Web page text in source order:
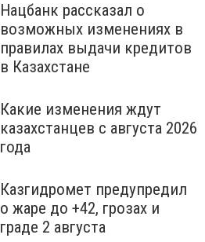
Нацбанк рассказал о
возможных изменениях в
правилах выдачи кредитов
в Казахстане
Какие изменения ждут
казахстанцев с августа 2026
года
Казгидромет предупредил
о жаре до +42, грозах и
граде 2 августа